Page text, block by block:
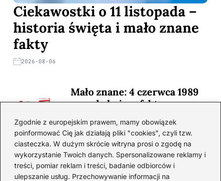
Zgodnie z europejskim prawem, mamy obowiązek
poinformować Cię jak działają pliki "cookies", czyli tzw.
ciasteczka. W dużym skrócie witryna prosi o zgodę na
wykorzystanie Twoich danych. Spersonalizowane reklamy i
treści, pomiar reklam i treści, badanie odbiorców i
ulepszanie usług. Przechowywanie informacji na
Ciekawostki o 11 listopada –
historia święta i mało znane
fakty
2026-08-06
Mało znane: 4 czerwca 1989
— zaskakujące fakty
2026-08-03
Ciekawostki o 1. wojnie
światowej — mało znane
fakty i historie
2026-08-02